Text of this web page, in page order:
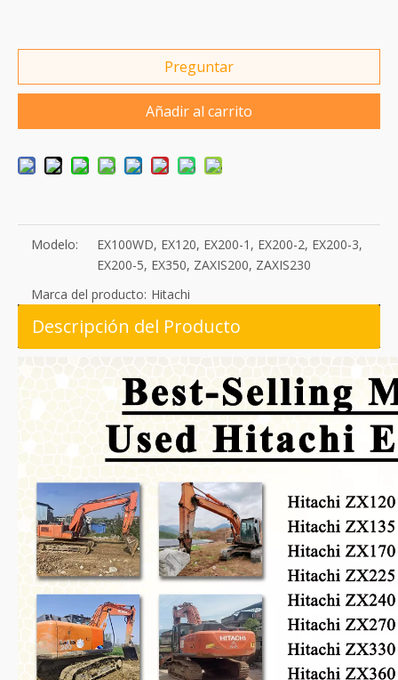
Preguntar
Añadir al carrito
Modelo:
EX100WD, EX120, EX200-1, EX200-2, EX200-3,
EX200-5, EX350, ZAXIS200, ZAXIS230
Marca del producto: Hitachi
Descripción del Producto